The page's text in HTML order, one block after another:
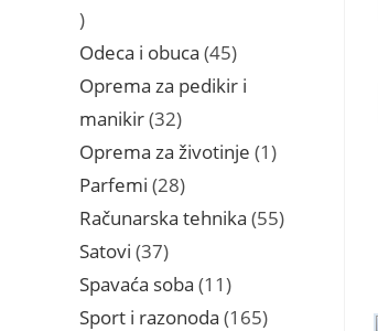
8
proizvoda
Odeca i obuca 4545
proizvoda
Oprema za pedikir i
manikir 3232
proizvoda
Oprema za životinje 1 1
Parfemi 2828
proizvoda
Računarska tehnika 5555
Satovi 3737
proizvoda
Spavaća soba 11 11
proizvoda
Sport i razonoda 165165